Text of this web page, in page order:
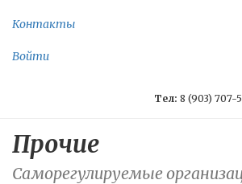
Контакты
Войти
Тел: 8 (903) 707-
Прочие
Саморегулируемые